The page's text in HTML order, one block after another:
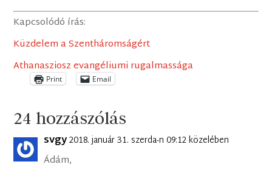
Kapcsolódó írás:
Küzdelem a Szentháromságért
Athanasziosz evangéliumi rugalmassága
Print Email
24 hozzászólás
svgy2018. január 31. szerda-n 09:12 közelében
Ádám,